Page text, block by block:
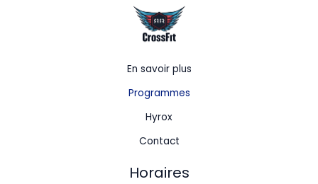
En savoir plus
Programmes
Hyrox
Contact
Horaires